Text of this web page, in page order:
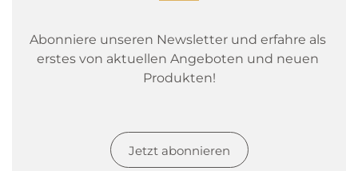
Abonniere unseren Newsletter und erfahre als
erstes von aktuellen Angeboten und neuen
Produkten!
Jetzt abonnieren